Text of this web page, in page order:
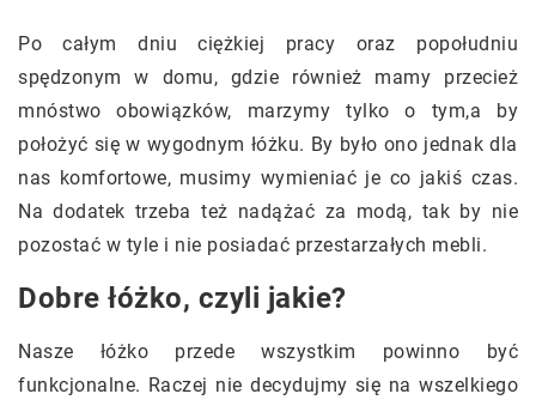
Po całym dniu ciężkiej pracy oraz popołudniu
spędzonym w domu, gdzie również mamy przecież
mnóstwo obowiązków, marzymy tylko o tym,a by
położyć się w wygodnym łóżku. By było ono jednak dla
nas komfortowe, musimy wymieniać je co jakiś czas.
Na dodatek trzeba też nadążać za modą, tak by nie
pozostać w tyle i nie posiadać przestarzałych mebli.
Dobre łóżko, czyli jakie?
Nasze łóżko przede wszystkim powinno być
funkcjonalne. Raczej nie decydujmy się na wszelkiego